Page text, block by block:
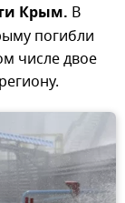
Крым. В
погибли
числе двое